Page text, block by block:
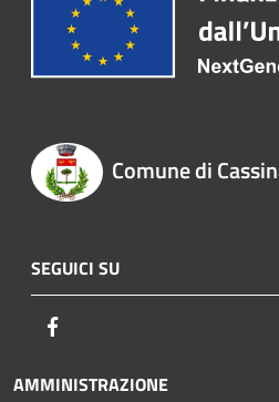
Comune di
SEGUICI SU
AMMINISTRAZIONE